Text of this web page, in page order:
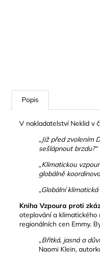
Popis
V nakladatelství Neklid v
„Již před zvolením
sešlápnout brzdu?“
„Klimatickou
globálně
„Globální
Kniha Vzpoura proti
oteplování a klimatického
regionálních cen Emmy.
„Břitká, jasná a
Naomi Klein,